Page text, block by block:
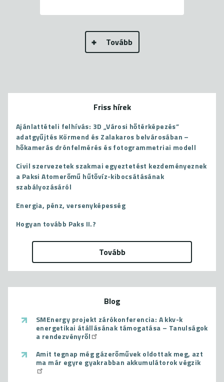
Tovább
Friss hírek
Ajánlattételi felhívás: 3D „Városi hőtérképezés”
adatgyűjtés Körmend és Zalakaros belvárosában –
hőkamerás drónfelmérés és fotogrammetriai modell
Civil szervezetek szakmai egyeztetést kezdeményeznek
a Paksi Atomerőmű hűtővíz-kibocsátásának
szabályozásáról
Energia, pénz, versenyképesség
Hogyan tovább Paks II.?
Tovább
Blog
SMEnergy projekt zárókonferencia: A kkv-k
energetikai átállásának támogatása – Tanulságok
a rendezvényről
Amit tegnap még gázerőművek oldottak meg, azt
ma már egyre gyakrabban akkumulátorok végzik